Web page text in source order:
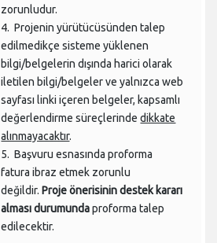
zorunludur.
4. Projenin yürütücüsünden talep
edilmedikçe sisteme yüklenen
bilgi/belgelerin dışında harici olarak
iletilen bilgi/belgeler ve yalnızca web
sayfası linki içeren belgeler, kapsamlı
değerlendirme süreçlerindedikkate
alınmayacaktır.
5. Başvuru esnasında proforma
fatura ibraz etmek zorunlu
değildir.Proje önerisinin destek kararı
alması durumundaproforma talep
edilecektir.